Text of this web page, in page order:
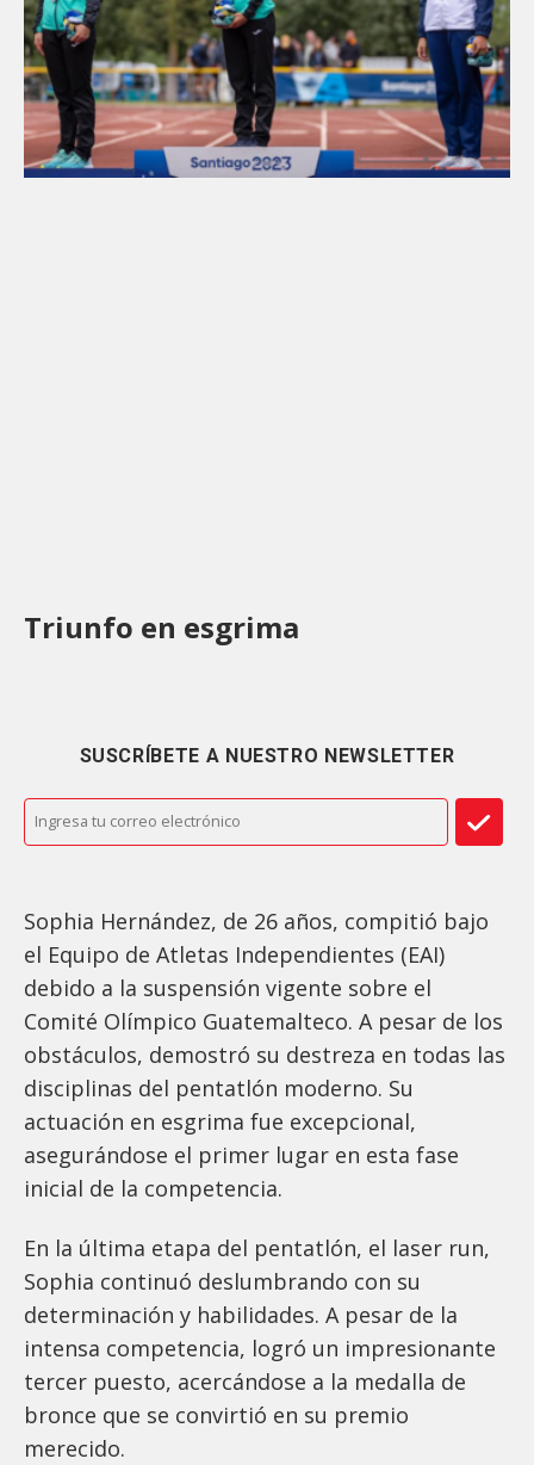
Triunfo en esgrima
SUSCRÍBETE A NUESTRO NEWSLETTER
Sophia Hernández, de 26 años, compitió bajo
el Equipo de Atletas Independientes (EAI)
debido a la suspensión vigente sobre el
Comité Olímpico Guatemalteco. A pesar de los
obstáculos, demostró su destreza en todas las
disciplinas del pentatlón moderno. Su
actuación en esgrima fue excepcional,
asegurándose el primer lugar en esta fase
inicial de la competencia.
En la última etapa del pentatlón, el laser run,
Sophia continuó deslumbrando con su
determinación y habilidades. A pesar de la
intensa competencia, logró un impresionante
tercer puesto, acercándose a la medalla de
bronce que se convirtió en su premio
merecido.